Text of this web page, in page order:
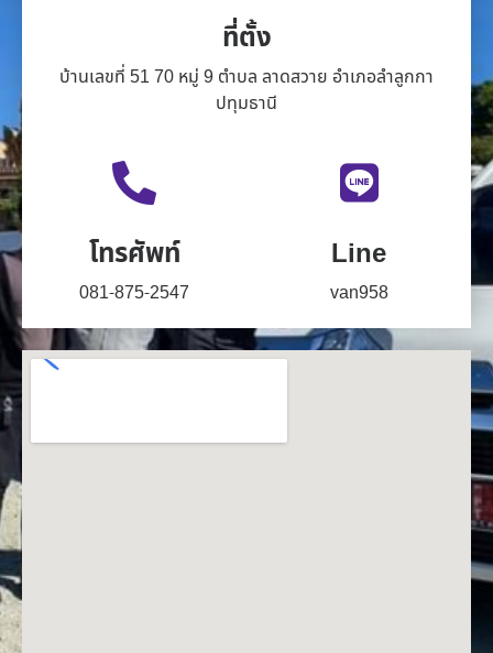
ที่ตั้ง
บ้านเลขที่ 51 70 หมู่ 9 ตำบล ลาดสวาย อำเภอลำลูกกา
ปทุมธานี
โทรศัพท์
081-875-2547
Line
van958